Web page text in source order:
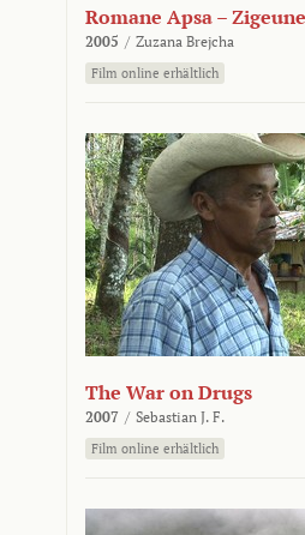
Romane Apsa –
2005 / Zuzana Brejcha
Film online erhältlich
The War on Drugs
2007 / Sebastian J. F.
Film online erhältlich